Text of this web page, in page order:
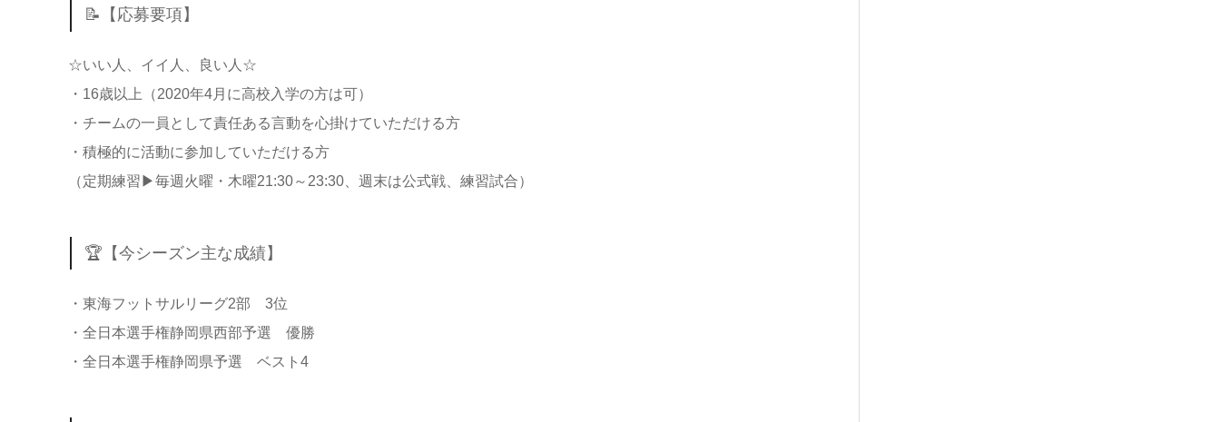
📝【応募要項】
☆いい人、イイ人、良い人☆
・16歳以上（2020年4月に高校入学の方は可）
・チームの一員として責任ある言動を心掛けていただける方
・積極的に活動に参加していただける方
（定期練習▶︎毎週火曜・木曜21:30～23:30、週末は公式戦、練習試合）
🏆【今シーズン主な成績】
・東海フットサルリーグ2部 3位
・全日本選手権静岡県西部予選 優勝
・全日本選手権静岡県予選 ベスト4